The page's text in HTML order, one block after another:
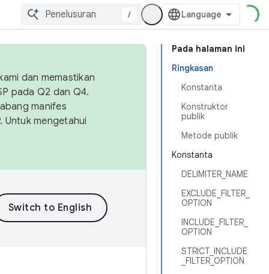
/
Pada halaman ini
Ringkasan
Konstanta
Konstruktor
publik
Metode publik
Konstanta
DELIMITER_NAME
EXCLUDE_FILTER_
OPTION
INCLUDE_FILTER_
OPTION
STRICT_INCLUDE
_FILTER_OPTION
dan memastikan
pada Q2 dan Q4.
manifes
Untuk mengetahui